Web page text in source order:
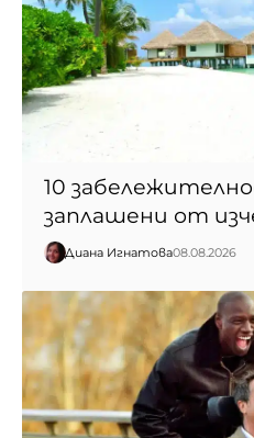
10
заплашени от
Диана Игнатова08.08.2026